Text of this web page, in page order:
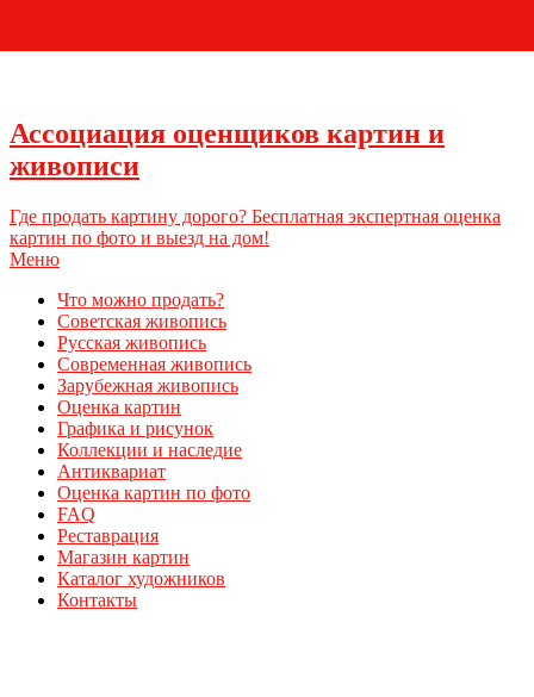
Ассоциация оценщиков картин и
живописи
Где продать картину дорого? Бесплатная экспертная оценка
картин по фото и выезд на дом!
Меню
Что можно продать?
Советская живопись
Русская живопись
Современная живопись
Зарубежная живопись
Оценка картин
Графика и рисунок
Коллекции и наследие
Антиквариат
Оценка картин по фото
FAQ
Реставрация
Магазин картин
Каталог художников
Контакты